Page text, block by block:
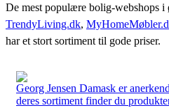
De mest populære bolig-webshops i
TrendyLiving.dk,
har et stort sortiment til gode priser.
Georg Jensen Damask er
deres sortiment finder du